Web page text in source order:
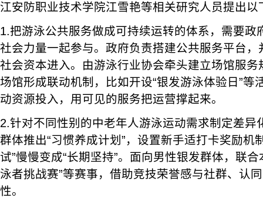
江安防职业技术学院江雪艳等相关研究人员提出以
1.把游泳公共服务做成可持续运转的体系，需要政
社会力量一起参与。政府负责搭建公共服务平台
社会资本进入。由游泳行业协会牵头建立场馆服
场馆形成联动机制，比如开设“银发游泳体验日”等
动资源投入，用可见的服务把运营撑起来。
2.针对不同性别的中老年人游泳运动需求制定差异
群体推出“习惯养成计划”，设置新手适打卡奖励机
试”慢慢变成“长期坚持”。面向男性银发群体，联
泳者挑战赛”等赛事，借助竞技荣誉感与社群、认
性。